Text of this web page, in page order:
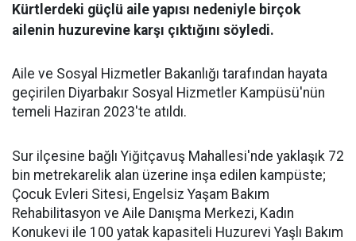
Kürtlerdeki güçlü aile yapısı nedeniyle birçok
ailenin huzurevine karşı çıktığını söyledi.
Aile ve Sosyal Hizmetler Bakanlığı tarafından hayata
geçirilen Diyarbakır Sosyal Hizmetler Kampüsü'nün
temeli Haziran 2023'te atıldı.
Sur ilçesine bağlı Yiğitçavuş Mahallesi'nde yaklaşık 72
bin metrekarelik alan üzerine inşa edilen kampüste;
Çocuk Evleri Sitesi, Engelsiz Yaşam Bakım
Rehabilitasyon ve Aile Danışma Merkezi, Kadın
Konukevi ile 100 yatak kapasiteli Huzurevi Yaşlı Bakım